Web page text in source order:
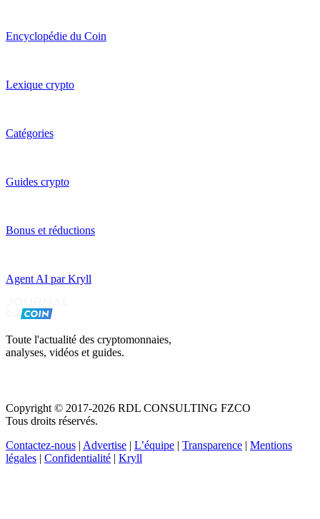
Encyclopédie du Coin
Lexique crypto
Catégories
Guides crypto
Bonus et réductions
Agent AI par Kryll
Toute l'actualité des cryptomonnaies,
analyses, vidéos et guides.
Copyright © 2017-2026 RDL CONSULTING FZCO
Tous droits réservés.
Contactez-nous | Advertise | L’équipe | Transparence | Mentions
légales | Confidentialité | Kryll